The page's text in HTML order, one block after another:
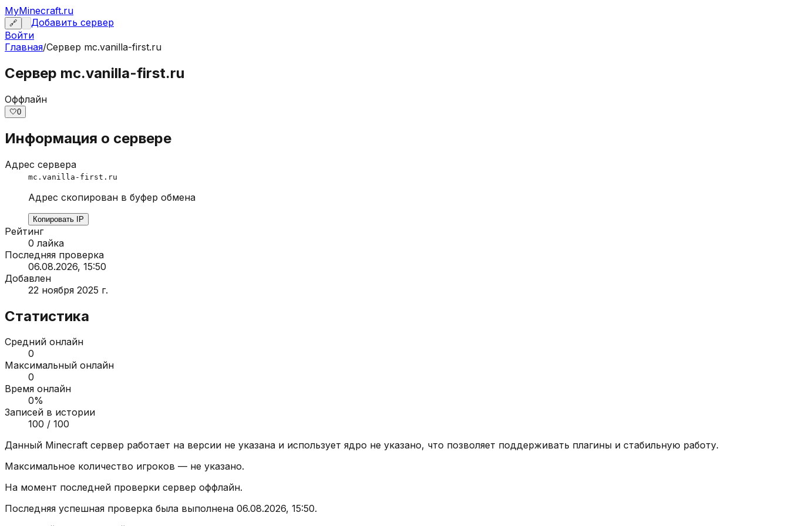
MyMinecraft.ru
🔗
Добавить сервер
Войти
Главная/Сервер mc.vanilla-first.ru
Сервер mc.vanilla-first.ru
Оффлайн
🤍0
Информация о сервере
Адрес сервера
mc.vanilla-first.ru
Адрес скопирован в буфер обмена
Копировать IP
Рейтинг
0 лайка
Последняя проверка
06.08.2026, 15:50
Добавлен
22 ноября 2025 г.
Статистика
Средний онлайн
0
Максимальный онлайн
0
Время онлайн
0%
Записей в истории
100 / 100
Данный Minecraft сервер работает на версии не указана и использует ядро не указано, что позволяет поддерживать плагины и стабильную работу.
Максимальное количество игроков — не указано.
На момент последней проверки сервер оффлайн.
Последняя успешная проверка была выполнена 06.08.2026, 15:50.